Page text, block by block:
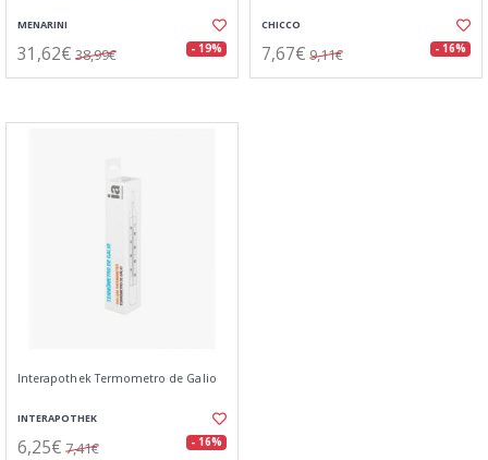
MENARINI
31,62€ 38,99€ - 19%
CHICCO
7,67€ 9,11€ - 16%
Interapothek Termometro de Galio
INTERAPOTHEK
6,25€ 7,41€ - 16%